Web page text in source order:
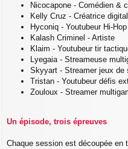
Nicocapone - Comédien &
Kelly Cruz - Créatrice
Hyconiq - Youtubeur Hi-Hop
Kalash Criminel - Artiste
Klaim - Youtubeur tir
Lyegaia - Streameuse
Skyyart - Streamer jeux de
Tristan - Youtubeur défis
Zouloux - Streamer
Un épisode, trois épreuves
Chaque session est découpée